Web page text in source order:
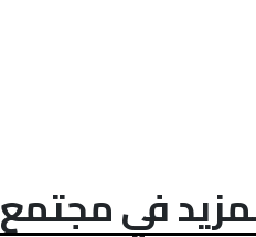
في مجتمع